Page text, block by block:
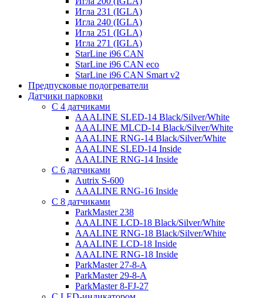
Игла 231 (IGLA)
Игла 240 (IGLA)
Игла 251 (IGLA)
Игла 271 (IGLA)
StarLine i96 CAN
StarLine i96 CAN eco
StarLine i96 CAN Smart v2
Предпусковые подогреватели
Датчики парковки
С 4 датчиками
AAALINE SLED-14 Black/Silver/White
AAALINE MLCD-14 Black/Silver/White
AAALINE RNG-14 Black/Silver/White
AAALINE SLED-14 Inside
AAALINE RNG-14 Inside
С 6 датчиками
Autrix S-600
AAALINE RNG-16 Inside
С 8 датчиками
ParkMaster 238
AAALINE LCD-18 Black/Silver/White
AAALINE RNG-18 Black/Silver/White
AAALINE LCD-18 Inside
AAALINE RNG-18 Inside
ParkMaster 27-8-A
ParkMaster 29-8-A
ParkMaster 8-FJ-27